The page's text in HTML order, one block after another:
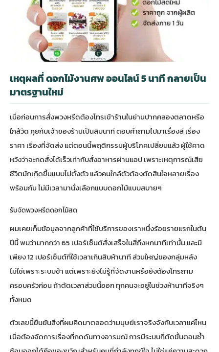
เหตุผลที่ ดอกไม้งานศพ ออนไลน์ 5 นาที กลายเป็น
มาตรฐานใหม่
เมื่อก่อนการสั่งพวงหรีดต้องโทรเข้าร้านในย่านปากคลองตลาดหรือ
ใกล้วัด คุยกับเจ้าของร้านเป็นสิบนาที ตอบคำถามไปมาเรื่องสี เรื่อง
ราคา เรื่องที่จัดส่ง แต่ตอนนี้พฤติกรรมผู้บริโภคเปลี่ยนแล้ว ผู้ใช้คาด
หวังว่าจะกดสั่งได้เร็วเท่ากับสั่งอาหารผ่านแอป เพราะเหตุการณ์เสีย
ชีวิตมักเกิดขึ้นแบบไม่ตั้งตัว แล้วคนใกล้ตัวต้องตัดสินใจหลายเรื่อง
พร้อมกัน ไม่มีเวลามานั่งเลือกแบบดอกไม้แบบสบายๆ
รับจัดพวงหรีดดอกไม้สด
ผมเคยเก็บข้อมูลจากลูกค้าที่ใช้บริการของเราหนึ่งร้อยรายแรกในต้น
ปีนี้ พบว่ามากกว่า 65 เปอร์เซ็นต์สั่งเสร็จในสี่ถึงหกนาทีเท่านั้น และมี
เพียง 12 เปอร์เซ็นต์ที่ใช้เวลาเกินสิบห้านาที ส่วนใหญ่ของกลุ่มหลัง
ไม่ใช่เพราะระบบช้า แต่เพราะยังไม่รู้ที่จัดงานหรือยังต้องโทรถาม
ครอบครัวก่อน ถ้าตัดเวลาส่วนนี้ออก ทุกคนจะอยู่ในช่วงห้านาทีจริงๆ
ทั้งหมด
ตัวเลขนี้ยืนยันสิ่งที่ผมคิดมาตลอดว่ามนุษย์เราจริงจังกับเวลาแค่ไหน
เมื่อต้องจัดการเรื่องที่กดดันทางอารมณ์ การมีระบบที่ตัดขั้นตอนซ้ำ